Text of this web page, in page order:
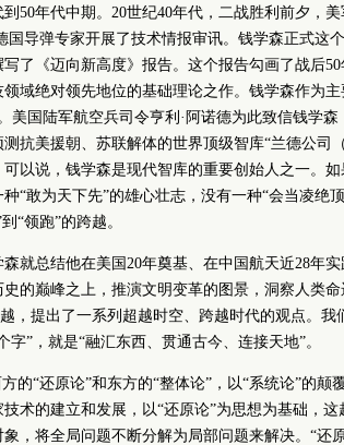
50年代中期。20世纪40年代，二战胜利前夕，
国导弹专家开展了技术情报审讯。钱学森正式这
了《迈向新高度》报告。这个报告勾画了战后
域绝对领先地位的基础理论之作。钱学森作为
美国陆军航空兵司令亨利·阿诺德为此致信钱学
抗美援朝、苏联解体的世界顶级智库“兰德公司
以说，钱学森是现代智库的重要创始人之一。
“敢为天下先”的雄心壮志，没有一种“会当凌绝
“领跑”的跨越。
就总结他在美国20年奠基、在中国航天近28年
的巅峰之上，推演文明变革的图景，洞察人类
，提出了一系列超越时空、跨越时代的观点。我
字”，就是“融汇东西、贯通古今、连接天地”。
的“还原论”和东方的“整体论”，以“系统论”的颠
术的建立和发展，以“还原论”为思想为基础，
，将全局问题不断分解为局部问题来解决。“还